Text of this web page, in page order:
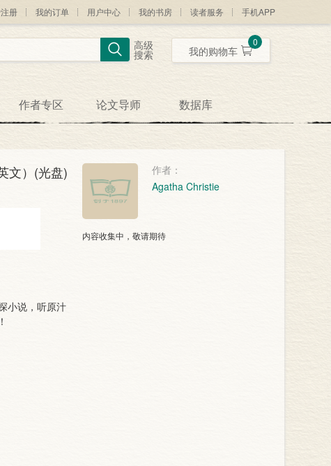
册 我的订单 用户中心 我的书房 读者服务 手机APP
高级
搜索 我的购物车
0
作者专区 论文导师 数据库
文）(光盘)
小说，听原汁
作者：
Agatha Christie
内容收集中，敬请期待